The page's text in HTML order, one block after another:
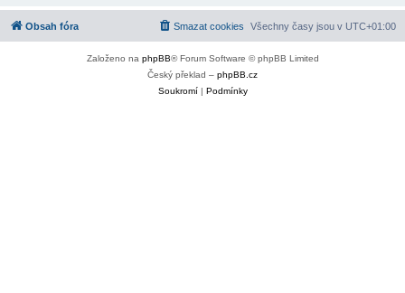
Obsah fóra Všechny časy jsou v UTC+01:00
Smazat cookies
Založeno na phpBB® Forum Software © phpBB Limited
Český překlad – phpBB.cz
Soukromí| Podmínky